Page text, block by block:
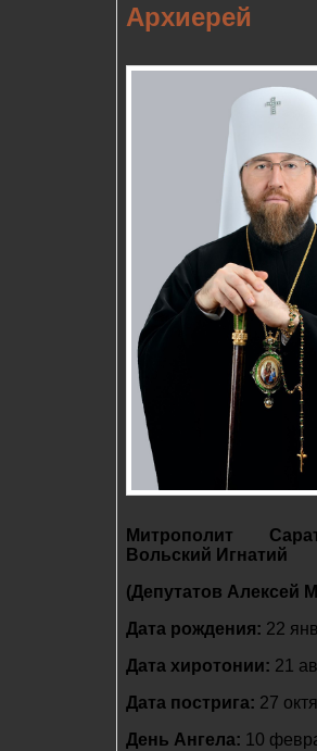
Архиерей
Митрополит
Вольский Игнатий
(Депутатов Алексей
Дата рождения: 22
Дата хиротонии: 21
Дата пострига: 27
День Ангела: 10